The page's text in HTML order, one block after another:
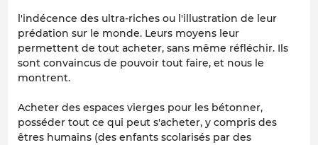
l'indécence des ultra-riches ou l'illustration de leur
prédation sur le monde. Leurs moyens leur
permettent de tout acheter, sans même réfléchir. Ils
sont convaincus de pouvoir tout faire, et nous le
montrent.
Acheter des espaces vierges pour les bétonner,
posséder tout ce qui peut s'acheter, y compris des
êtres humains (des enfants scolarisés par des